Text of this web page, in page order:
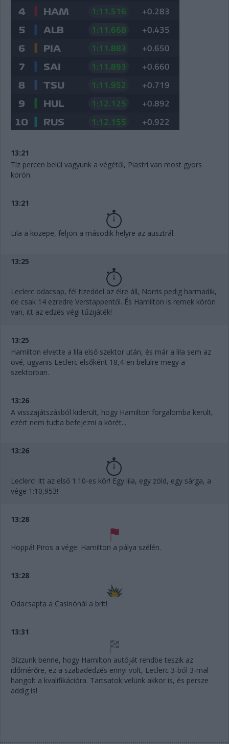
13:21
Tíz percen belül vagyunk a végétől, Piastri van most gyors
körön.
13:21
Lila a közepe, feljön a második helyre az ausztrál.
13:25
Leclerc odacsap, fél tizeddel az élre áll, Norris pedig harmadik,
de csak 14 ezredre Verstappentől. És Hamilton is remek körön
van, itt az edzés végi tűzijáték!
13:25
Hamilton elvette a lila első szektor után, és már a lila sem az
övé, ugyanis Leclerc elsőként 18,4-en belülre megy a
szektorban.
13:26
A visszajátszásból kiderült, hogy Hamilton forgalomba került,
ezért nem tudta befejezni a körét...
13:26
Leclerc! Itt az első 1:10-es kör! Egy lila, egy zöld, egy sárga, a
vége 1:10,953!
13:28
Hoppá! Piros a vége: Hamilton a pálya szélén.
13:28
Odacsapta a Casinónál a brit!
13:31
Bízzunk benne, hogy Hamilton autóját rendbe teszik az
időmérőre, ez a szabadedzés ennyi volt, Leclerc 3-ból 3-mal
hangolt a kvalifikációra. Tartsatok velünk akkor is, és persze
addig is!